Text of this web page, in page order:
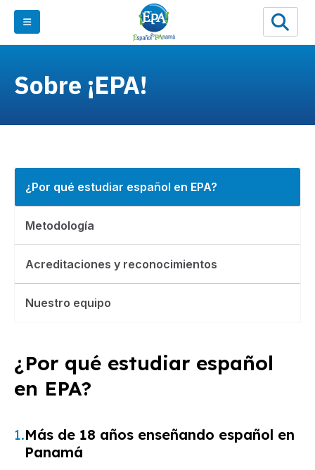
Sobre ¡EPA!
¿Por qué estudiar español en EPA?
Metodología
Acreditaciones y reconocimientos
Nuestro equipo
¿Por qué estudiar español
en EPA?
1.Más de 18 años enseñando español en
Panamá